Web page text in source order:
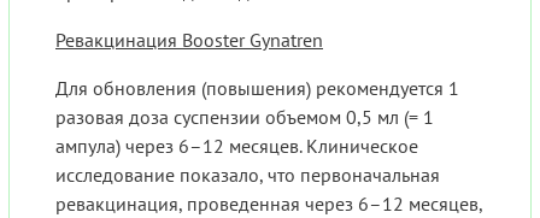
Ревакцинация Booster Gynatren
Для обновления (повышения) рекомендуется 1
разовая доза суспензии объемом 0,5 мл (= 1
ампула) через 6–12 месяцев. Клиническое
исследование показало, что первоначальная
ревакцинация, проведенная через 6–12 месяцев,